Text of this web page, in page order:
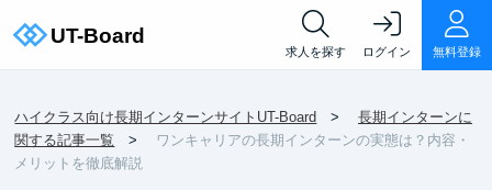
求人を探す ログイン 無料登録
ハイクラス向け長期インターンサイトUT-Board
長期インターンに
関する記事一覧
ワンキャリアの長期インターンの実態は？内容・
メリットを徹底解説